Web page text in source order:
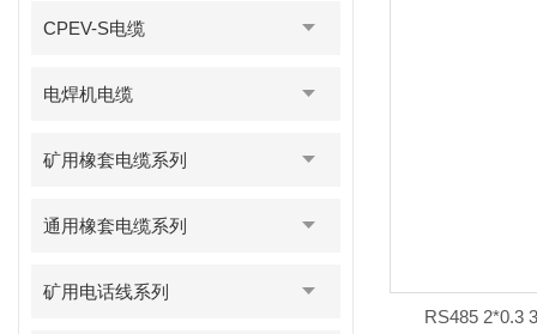
CPEV-S电缆
电焊机电缆
矿用橡套电缆系列
通用橡套电缆系列
矿用电话线系列
RS485 2*0.3